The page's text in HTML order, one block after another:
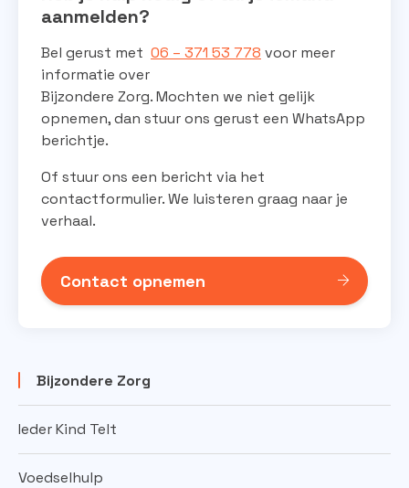
aanmelden?
Bel gerust met 06 – 371 53 778 voor meer
informatie over
Bijzondere Zorg. Mochten we niet gelijk
opnemen, dan stuur ons gerust een WhatsApp
berichtje.
Of stuur ons een bericht via het
contactformulier. We luisteren graag naar je
verhaal.
Contact opnemen
Bijzondere Zorg
Ieder Kind Telt
Voedselhulp